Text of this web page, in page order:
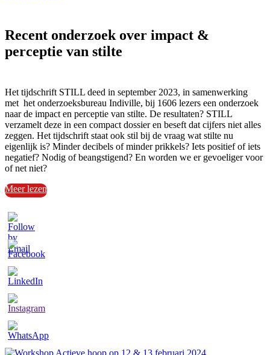
Recent onderzoek over impact &
perceptie van stilte
Het tijdschrift STILL deed in september 2023, in samenwerking
met het onderzoeksbureau Indiville, bij 1606 lezers een onderzoek
naar de impact en perceptie van stilte. De resultaten? STILL
verzamelt deze in een compact dossier en beseft dat cijfers niet alles
zeggen. Het tijdschrift staat ook stil bij de vraag wat stilte nu
eigenlijk is? Minder decibels of minder prikkels? Iets positief of iets
negatief? Nodig of beangstigend? En worden we er gevoeliger voor
of net niet?
Meer lezen